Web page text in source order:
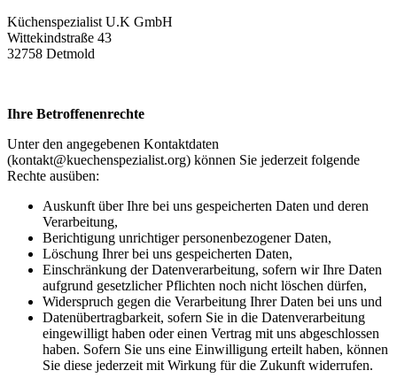
Küchenspezialist U.K GmbH
Wittekindstraße 43
32758 Detmold
Ihre Betroffenenrechte
Unter den angegebenen Kontaktdaten
(kontakt@kuechenspezialist.org) können Sie jederzeit folgende
Rechte ausüben:
Auskunft über Ihre bei uns gespeicherten Daten und deren
Verarbeitung,
Berichtigung unrichtiger personenbezogener Daten,
Löschung Ihrer bei uns gespeicherten Daten,
Einschränkung der Datenverarbeitung, sofern wir Ihre Daten
aufgrund gesetzlicher Pflichten noch nicht löschen dürfen,
Widerspruch gegen die Verarbeitung Ihrer Daten bei uns und
Datenübertragbarkeit, sofern Sie in die Datenverarbeitung
eingewilligt haben oder einen Vertrag mit uns abgeschlossen
haben. Sofern Sie uns eine Einwilligung erteilt haben, können
Sie diese jederzeit mit Wirkung für die Zukunft widerrufen.